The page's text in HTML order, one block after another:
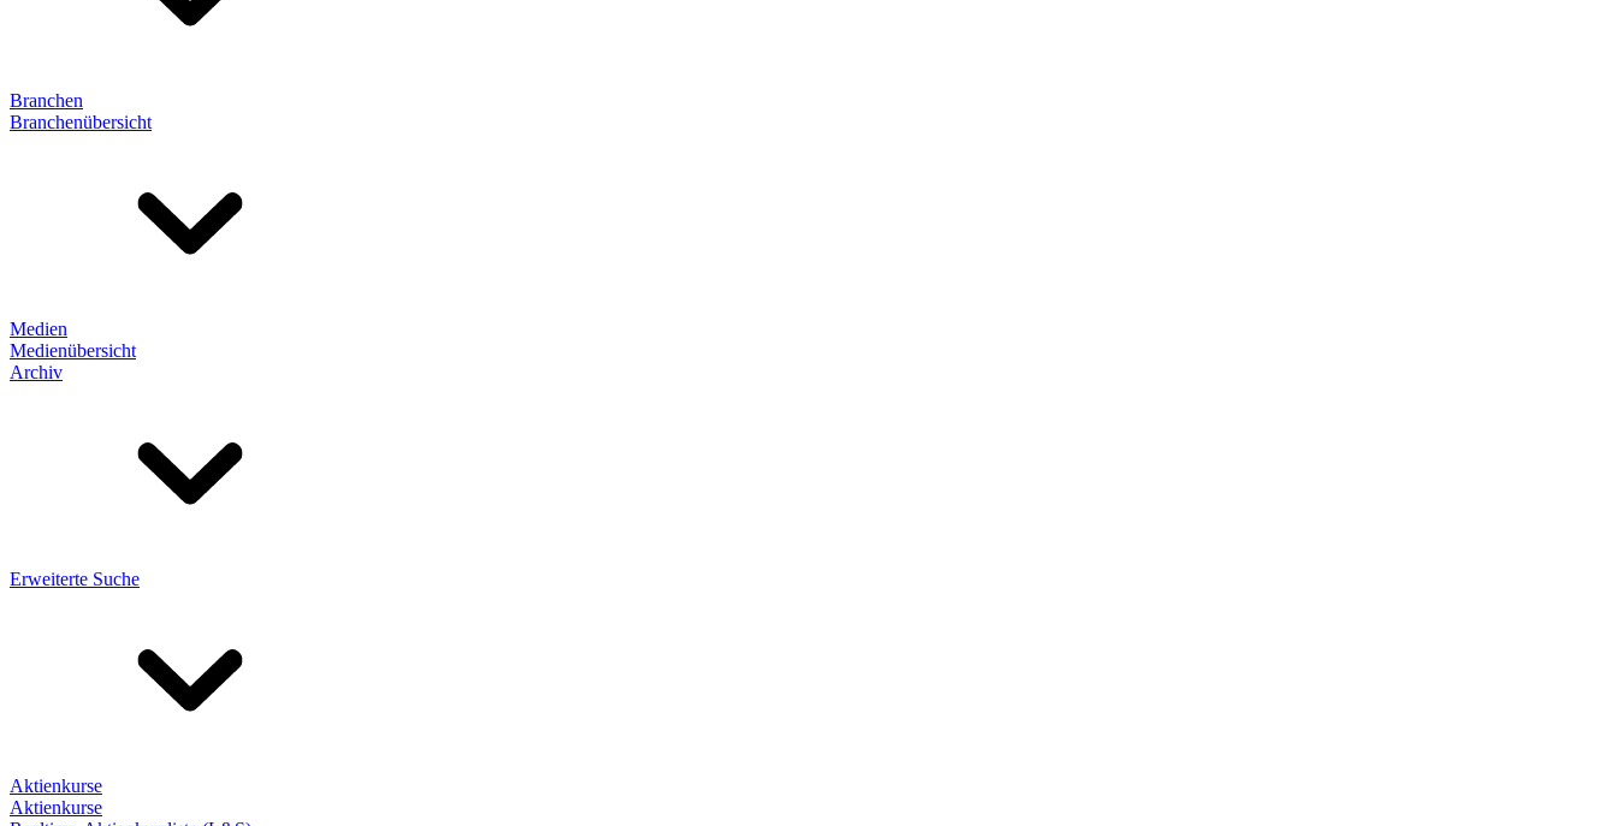
Branchen
Branchenübersicht
Medien
Medienübersicht
Archiv
Erweiterte Suche
Aktienkurse
Aktienkurse